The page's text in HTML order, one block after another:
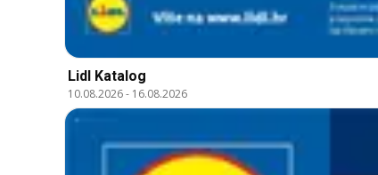
Lidl Katalog
10.08.2026- 16.08.2026